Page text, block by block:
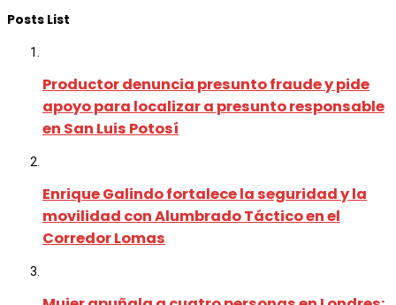
Posts List
Productor denuncia presunto fraude y pide
apoyo para localizar a presunto responsable
en San Luis Potosí
Enrique Galindo fortalece la seguridad y la
movilidad con Alumbrado Táctico en el
Corredor Lomas